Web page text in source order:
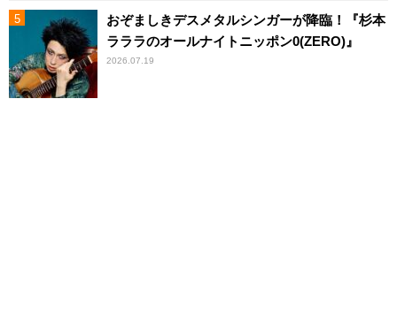
おぞましきデスメタルシンガーが降臨！『杉本
ラララのオールナイトニッポン0(ZERO)』
2026.07.19